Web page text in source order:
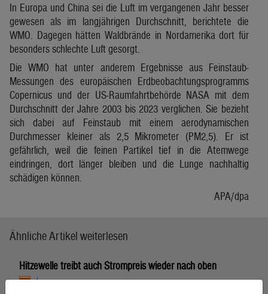
In Europa und China sei die Luft im vergangenen Jahr besser
gewesen als im langjährigen Durchschnitt, berichtete die
WMO. Dagegen hätten Waldbrände in Nordamerika dort für
besonders schlechte Luft gesorgt.
Die WMO hat unter anderem Ergebnisse aus Feinstaub-
Messungen des europäischen Erdbeobachtungsprogramms
Copernicus und der US-Raumfahrtbehörde NASA mit dem
Durchschnitt der Jahre 2003 bis 2023 verglichen. Sie bezieht
sich dabei auf Feinstaub mit einem aerodynamischen
Durchmesser kleiner als 2,5 Mikrometer (PM2,5). Er ist
gefährlich, weil die feinen Partikel tief in die Atemwege
eindringen, dort länger bleiben und die Lunge nachhaltig
schädigen können.
APA/dpa
Ähnliche Artikel weiterlesen
Hitzewelle treibt auch Strompreis wieder nach oben